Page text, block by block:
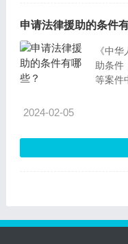
申请法律援助的条件
《中
助条件
等案件
2024-02-05